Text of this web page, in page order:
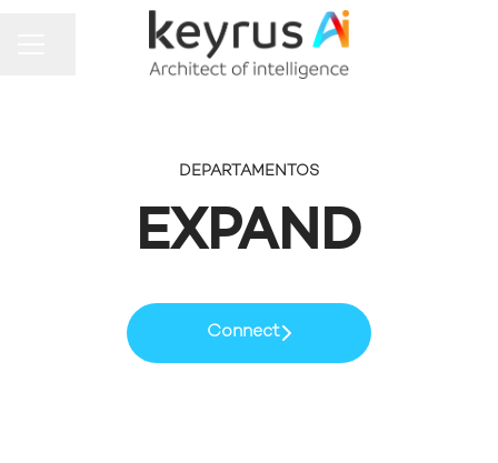
MENU DE CARREIRAS
Compartilhar a página
DEPARTAMENTOS
EXPAND
Connect